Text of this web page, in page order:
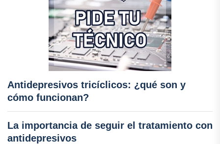
Antidepresivos tricíclicos: ¿qué son y
cómo funcionan?
La importancia de seguir el tratamiento con
antidepresivos